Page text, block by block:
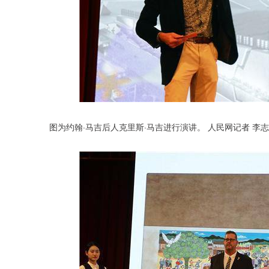
图为约翰·马吉后人克里斯·马吉进行演讲。 人民网记者 李